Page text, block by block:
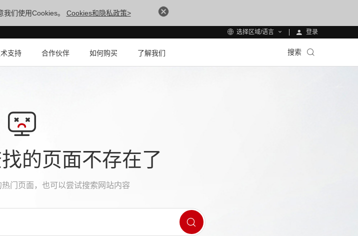
们使用Cookies。 Cookies和隐私政策>
选择区域/语言 登录
支持 合作伙伴 如何购买 了解我们 搜索
的页面不存在了
热门页面，也可以尝试搜索网站内容